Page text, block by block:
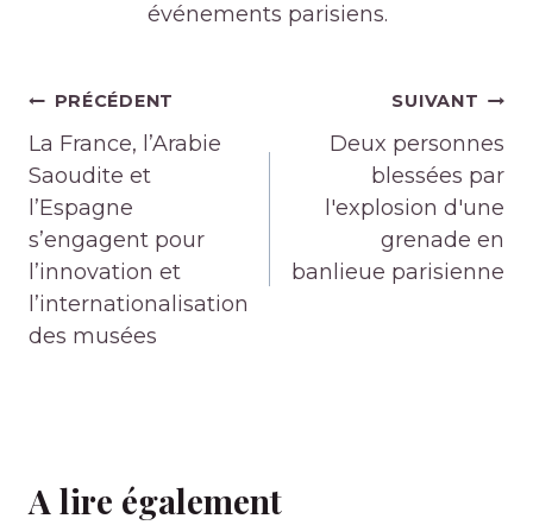
événements parisiens.
Navigation
de
l’article
PRÉCÉDENT
La France, l’Arabie
Saoudite et
l’Espagne
s’engagent pour
l’innovation et
l’internationalisation
des musées
SUIVANT
Deux personnes
blessées par
l'explosion d'une
grenade en
banlieue parisienne
A lire également